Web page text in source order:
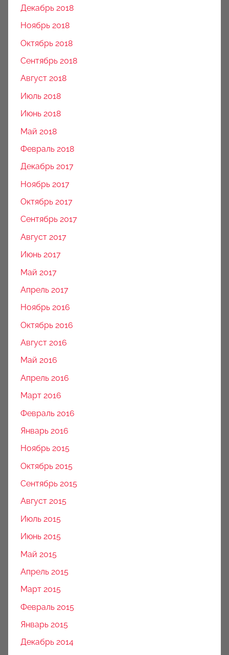
Декабрь 2018
Ноябрь 2018
Октябрь 2018
Сентябрь 2018
Август 2018
Июль 2018
Июнь 2018
Май 2018
Февраль 2018
Декабрь 2017
Ноябрь 2017
Октябрь 2017
Сентябрь 2017
Август 2017
Июнь 2017
Май 2017
Апрель 2017
Ноябрь 2016
Октябрь 2016
Август 2016
Май 2016
Апрель 2016
Март 2016
Февраль 2016
Январь 2016
Ноябрь 2015
Октябрь 2015
Сентябрь 2015
Август 2015
Июль 2015
Июнь 2015
Май 2015
Апрель 2015
Март 2015
Февраль 2015
Январь 2015
Декабрь 2014